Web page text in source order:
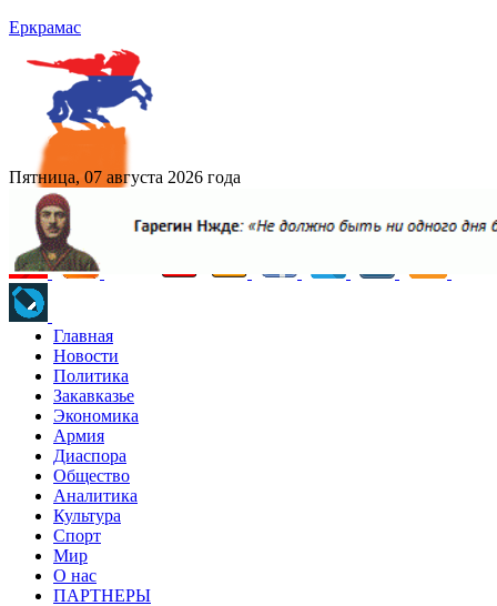
Еркрамас
Пятница, 07 августа 2026 года
Главная
Новости
Политика
Закавказье
Экономика
Армия
Диаспора
Общество
Аналитика
Культура
Спорт
Мир
О нас
ПАРТНЕРЫ